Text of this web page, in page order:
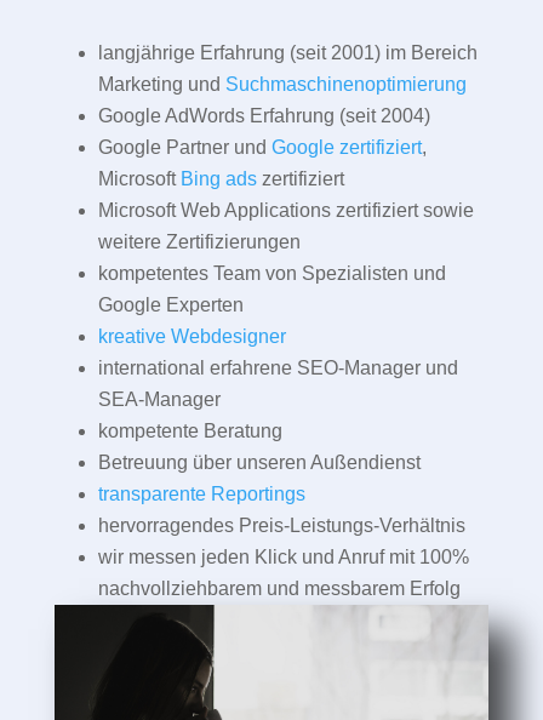
langjährige Erfahrung (seit 2001) im Bereich
Marketing und Suchmaschinenoptimierung
Google AdWords Erfahrung (seit 2004)
Google Partner und Google zertifiziert,
Microsoft Bing adszertifiziert
Microsoft Web Applications zertifiziert sowie
weitere Zertifizierungen
kompetentes Team von Spezialisten und
Google Experten
kreative Webdesigner
international erfahrene SEO-Manager und
SEA-Manager
kompetente Beratung
Betreuung über unseren Außendienst
transparente Reportings
hervorragendes Preis-Leistungs-Verhältnis
wir messen jeden Klick und Anruf mit 100%
nachvollziehbarem und messbarem Erfolg